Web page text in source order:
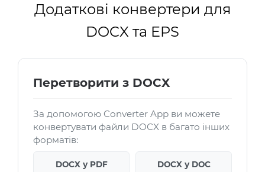
Додаткові конвертери для
DOCX та EPS
Перетворити з DOCX
За допомогою Converter App ви можете
конвертувати файли DOCX в багато інших
форматів:
DOCX у PDF DOCX у DOC